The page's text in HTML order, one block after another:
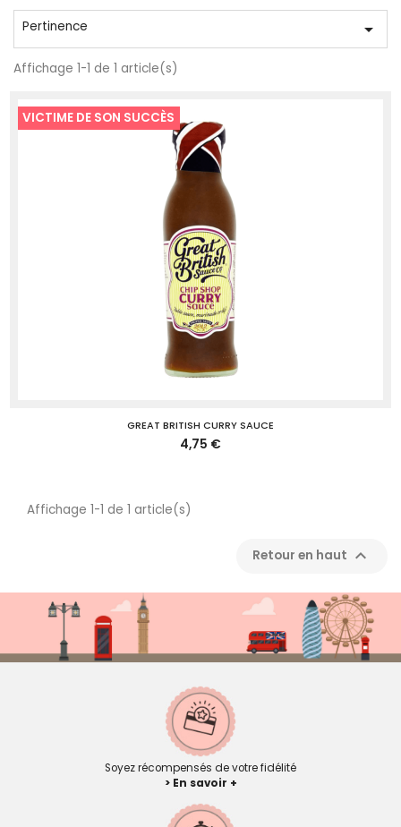
Pertinence 
Affichage 1-1 de 1 article(s)
GREAT BRITISH CURRY SAUCE
4,75 €
VICTIME DE SON SUCCÈS
Affichage 1-1 de 1 article(s)
Retour en haut 
Soyez récompensés de votre fidélité
> En savoir +